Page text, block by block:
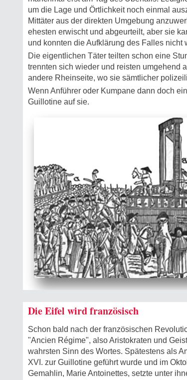
um die Lage und Örtlichkeit noch einmal
Mittäter aus der direkten Umgebung
ehesten erwischt und abgeurteilt, aber sie
und konnten die Aufklärung des Falles nicht
Die eigentlichen Täter teilten schon eine
trennten sich wieder und reisten umgehend
andere Rheinseite, wo sie sämtlicher
Wenn Anführer oder Kumpane dann doch
Guillotine auf sie.
Die Eifel wird französisch
Schon bald nach der französischen
"Ancien Régime", also Aristokraten und
wahrsten Sinn des Wortes. Spätestens als
XVI. zur Guillotine geführt wurde und im
Gemahlin, Marie Antoinettes, setzte unter